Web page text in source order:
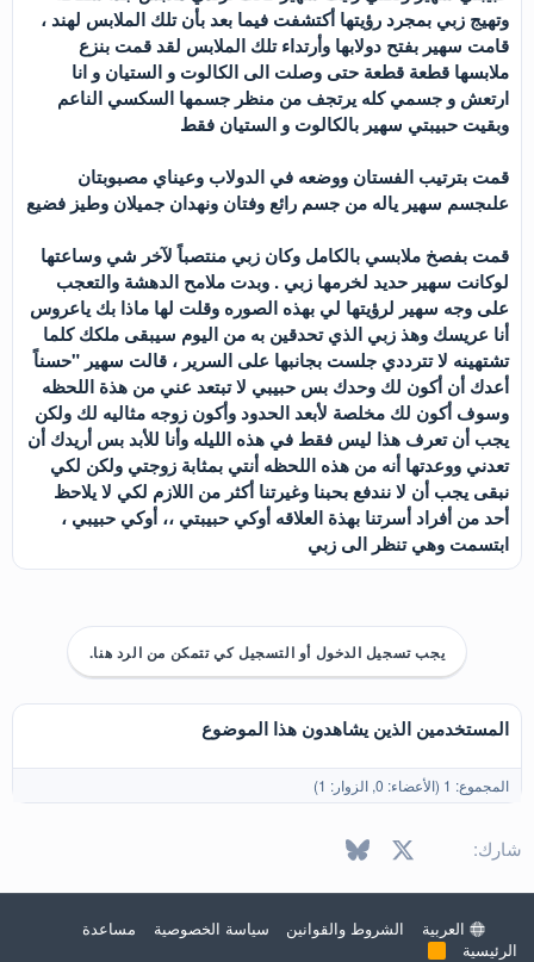
وتهيج زبي بمجرد رؤيتها أكتشفت فيما بعد بأن تلك الملابس لهند ،
قامت سهير بفتح دولابها وأرتداء تلك الملابس لقد قمت بنزع
ملابسها قطعة قطعة حتى وصلت الى الكالوت و الستيان و انا
ارتعش و جسمي كله يرتجف من منظر جسمها السكسي الناعم
وبقيت حبيبتي سهير بالكالوت و الستيان فقط
قمت بترتيب الفستان ووضعه في الدولاب وعيناي مصبوبتان
علىجسم سهير ياله من جسم رائع وفتان ونهدان جميلان وطيز فضيع
قمت بفصخ ملابسي بالكامل وكان زبي منتصباً لآخر شي وساعتها
لوكانت سهير حديد لخرمها زبي . وبدت ملامح الدهشة والتعجب
على وجه سهير لرؤيتها لي بهذه الصوره وقلت لها ماذا بك ياعروس
أنا عريسك وهذ زبي الذي تحدقين به من اليوم سيبقى ملكك كلما
تشتهينه لا تترددي جلست بجانبها على السرير ، قالت سهير "حسناً
أعدك أن أكون لك وحدك بس حبيبي لا تبتعد عني من هذة اللحظه
وسوف أكون لك مخلصة لأبعد الحدود وأكون زوجه مثاليه لك ولكن
يجب أن تعرف هذا ليس فقط في هذه الليله وأنا للأبد بس أريدك أن
تعدني ووعدتها أنه من هذه اللحظه أنتي بمثابة زوجتي ولكن لكي
نبقى يجب أن لا نندفع بحبنا وغيرتنا أكثر من اللازم لكي لا يلاحظ
أحد من أفراد أسرتنا بهذة العلاقه أوكي حبيبتي ،، أوكي حبيبي ،
ابتسمت وهي تنظر الى زبي
يجب تسجيل الدخول أو التسجيل كي تتمكن من الرد هنا.
المستخدمين الذين يشاهدون هذا الموضوع
المجموع: 1 (الأعضاء: 0, الزوار: 1)
شارك: فيسبوك Bluesky
العربية الشروط والقوانين سياسة الخصوصية
مساعدة
الرئيسية
R